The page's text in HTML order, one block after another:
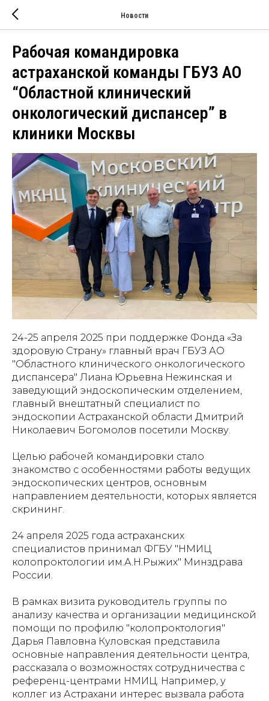
Новости
Рабочая командировка
астраханской команды ГБУЗ АО
“Областной клинический
онкологический диспансер” в
клиники Москвы
24-25 апреля 2025 при поддержке Фонда «За
здоровую Страну» главный врач ГБУЗ АО
"Областного клинического онкологического
диспансера" Лиана Юрьевна Нежинская и
заведующий эндоскопическим отделением,
главный внештатный специалист по
эндоскопии Астраханской области Дмитрий
Николаевич Богомолов посетили Москву.
Целью рабочей командировки стало
знакомство с особенностями работы ведущих
эндоскопических центров, основным
направлением деятельности, которых является
скрининг.
24 апреля 2025 года астраханских
специалистов принимал ФГБУ "НМИЦ
колопроктологии им.А.Н.Рыжих" Минздрава
России.
В рамках визита руководитель группы по
анализу качества и организации медицинской
помощи по профилю "колопроктология"
Дарья Павловна Куловская представила
основные направления деятельности центра,
рассказала о возможностях сотрудничества с
референц-центрами НМИЦ. Например, у
коллег из Астрахани интерес вызвала работа